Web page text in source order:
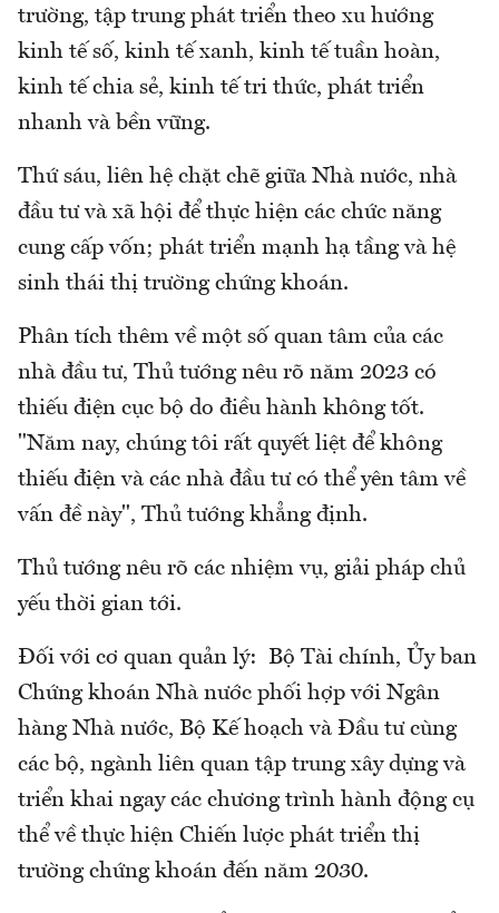
trường, tập trung phát triển theo xu hướng
kinh tế số, kinh tế xanh, kinh tế tuần hoàn,
kinh tế chia sẻ, kinh tế tri thức, phát triển
nhanh và bền vững.
Thứ sáu, liên hệ chặt chẽ giữa Nhà nước, nhà
đầu tư và xã hội để thực hiện các chức năng
cung cấp vốn; phát triển mạnh hạ tầng và hệ
sinh thái thị trường chứng khoán.
Phân tích thêm về một số quan tâm của các
nhà đầu tư, Thủ tướng nêu rõ năm 2023 có
thiếu điện cục bộ do điều hành không tốt.
"Năm nay, chúng tôi rất quyết liệt để không
thiếu điện và các nhà đầu tư có thể yên tâm về
vấn đề này", Thủ tướng khẳng định.
Thủ tướng nêu rõ các nhiệm vụ, giải pháp chủ
yếu thời gian tới.
Đối với cơ quan quản lý: Bộ Tài chính, Ủy ban
Chứng khoán Nhà nước phối hợp với Ngân
hàng Nhà nước, Bộ Kế hoạch và Đầu tư cùng
các bộ, ngành liên quan tập trung xây dựng và
triển khai ngay các chương trình hành động cụ
thể về thực hiện Chiến lược phát triển thị
trường chứng khoán đến năm 2030.